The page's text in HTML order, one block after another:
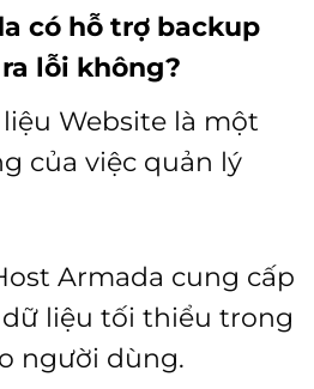
có hỗ trợ backup
lỗi không?
Website là một
của việc quản lý
Armada cung cấp
liệu tối thiểu trong
người dùng.